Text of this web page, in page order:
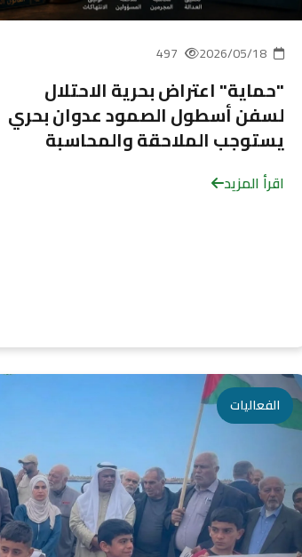
"حماية" اعتراض بحرية الاحتلال
لسفن أسطول الصمود عدوان بحري
يستوجب الملاحقة والمحاسبة
اقرأ المزيد
الفعاليات